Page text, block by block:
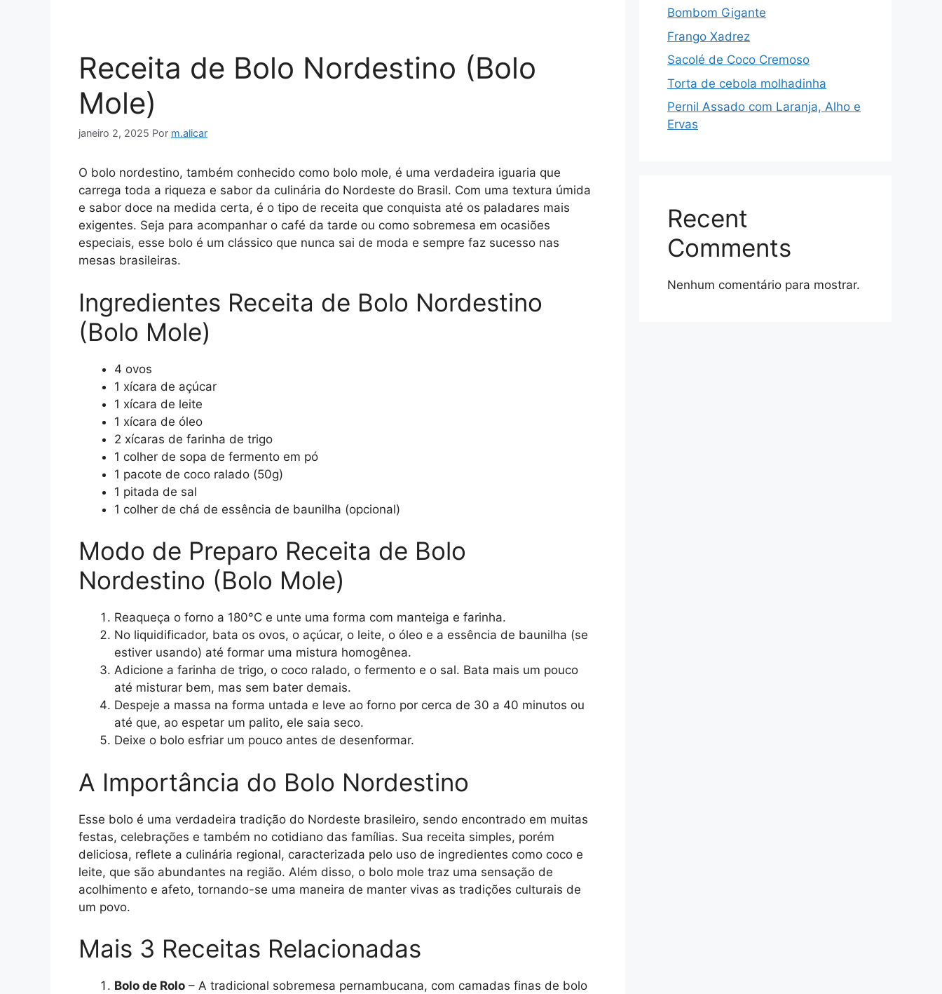
Receita de Bolo Nordestino (Bolo
Mole)
janeiro 2, 2025 Por m.alicar
O bolo nordestino, também conhecido como bolo mole, é uma verdadeira iguaria que
carrega toda a riqueza e sabor da culinária do Nordeste do Brasil. Com uma textura úmida
e sabor doce na medida certa, é o tipo de receita que conquista até os paladares mais
exigentes. Seja para acompanhar o café da tarde ou como sobremesa em ocasiões
especiais, esse bolo é um clássico que nunca sai de moda e sempre faz sucesso nas
mesas brasileiras.
Ingredientes Receita de Bolo Nordestino
(Bolo Mole)
4 ovos
1 xícara de açúcar
1 xícara de leite
1 xícara de óleo
2 xícaras de farinha de trigo
1 colher de sopa de fermento em pó
1 pacote de coco ralado (50g)
1 pitada de sal
1 colher de chá de essência de baunilha (opcional)
Modo de Preparo Receita de Bolo
Nordestino (Bolo Mole)
Reaqueça o forno a 180°C e unte uma forma com manteiga e farinha.
No liquidificador, bata os ovos, o açúcar, o leite, o óleo e a essência de baunilha (se
estiver usando) até formar uma mistura homogênea.
Adicione a farinha de trigo, o coco ralado, o fermento e o sal. Bata mais um pouco
até misturar bem, mas sem bater demais.
Despeje a massa na forma untada e leve ao forno por cerca de 30 a 40 minutos ou
até que, ao espetar um palito, ele saia seco.
Deixe o bolo esfriar um pouco antes de desenformar.
A Importância do Bolo Nordestino
Esse bolo é uma verdadeira tradição do Nordeste brasileiro, sendo encontrado em muitas
festas, celebrações e também no cotidiano das famílias. Sua receita simples, porém
deliciosa, reflete a culinária regional, caracterizada pelo uso de ingredientes como coco e
leite, que são abundantes na região. Além disso, o bolo mole traz uma sensação de
acolhimento e afeto, tornando-se uma maneira de manter vivas as tradições culturais de
um povo.
Mais 3 Receitas Relacionadas
Bolo de Rolo – A tradicional sobremesa pernambucana, com camadas finas de bolo
Bombom Gigante
Frango Xadrez
Sacolé de Coco Cremoso
Torta de cebola molhadinha
Pernil Assado com Laranja, Alho e
Ervas
Recent
Comments
Nenhum comentário para mostrar.